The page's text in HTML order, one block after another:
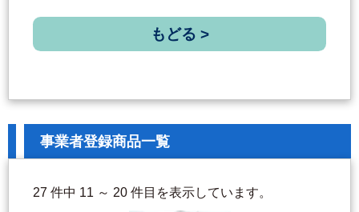
もどる >
事業者登録商品一覧
27 件中 11 ～ 20 件目を表示しています。